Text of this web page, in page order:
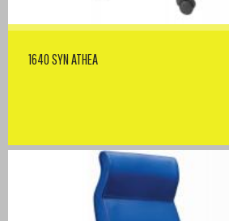
1640 SYN ATHEA